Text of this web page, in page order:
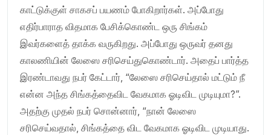
காட்டுக்குள் சாகசப் பயணம் போகிறார்கள். அப்போது
எதிர்பாராத விதமாக பேசிக்கொண்ட ஒரு சிங்கம்
இவர்களைத் தாக்க வருகிறது. அப்போது ஒருவர் தனது
காலணியின் லேஸை சரிசெய்துகொண்டார். அதைப் பார்த்த
இரண்டாவது நபர் கேட்டார், “லேஸை சரிசெய்தால் மட்டும் நீ
என்ன அந்த சிங்கத்தைவிட வேகமாக ஓடிவிட முடியுமா?”.
அதற்கு முதல் நபர் சொன்னார், “நான் லேஸை
சரிசெய்வதால், சிங்கத்தை விட வேகமாக ஓடிவிட முடியாது.